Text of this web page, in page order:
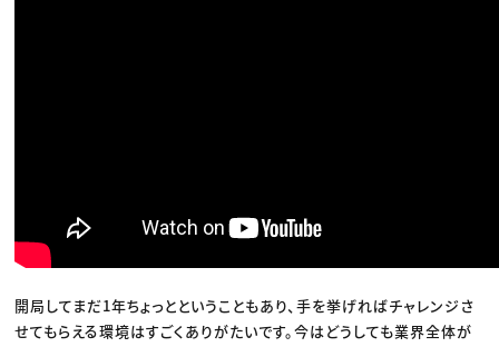
開局してまだ1年ちょっとということもあり、手を挙げればチャレンジさ
せてもらえる環境はすごくありがたいです。今はどうしても業界全体が